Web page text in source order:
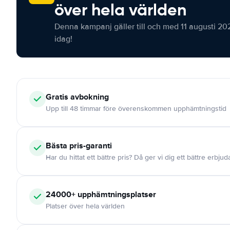
över hela världen
Denna kampanj gäller till och med 11 augusti
idag!
Gratis avbokning
Upp till 48 timmar före överenskommen upphämtningstid
Bästa pris-garanti
Har du hittat ett bättre pris? Då ger vi dig ett bättre
24000+ upphämtningsplatser
Platser över hela världen